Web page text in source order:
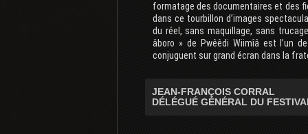
formatage des documentaires et des
dans ce tourbillon d’images
du réel, sans maquillage, sans
âboro » de Pwêêdi Wiimîâ est l’un
conjuguent sur grand écran dans la
JEAN-FRANÇOIS CORRAL
DÉLÉGUÉ GÉNÉRAL DU